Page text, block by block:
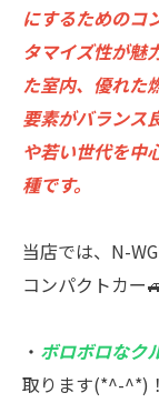
にするためのコ
タマイズ性が魅
た室内、優れた
要素がバランス
や若い世代を中
種です。
当店では、N-
コンパクトカー
・ ボロボロなク
取ります(*^-^*)！